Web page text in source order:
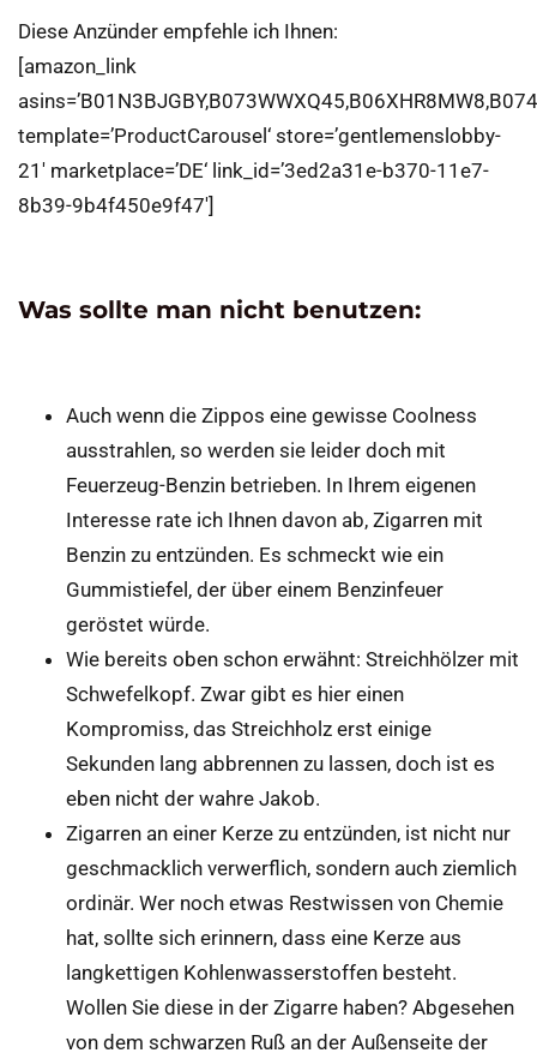
Diese Anzünder empfehle ich Ihnen:
[amazon_link
template=’ProductCarousel‘ store=’gentlemenslobby-
21′ marketplace=’DE‘ link_id=’3ed2a31e-b370-11e7-
8b39-9b4f450e9f47′]
Was sollte man nicht benutzen:
Auch wenn die Zippos eine gewisse Coolness
ausstrahlen, so werden sie leider doch mit
Feuerzeug-Benzin betrieben. In Ihrem eigenen
Interesse rate ich Ihnen davon ab, Zigarren mit
Benzin zu entzünden. Es schmeckt wie ein
Gummistiefel, der über einem Benzinfeuer
geröstet würde.
Wie bereits oben schon erwähnt: Streichhölzer mit
Schwefelkopf. Zwar gibt es hier einen
Kompromiss, das Streichholz erst einige
Sekunden lang abbrennen zu lassen, doch ist es
eben nicht der wahre Jakob.
Zigarren an einer Kerze zu entzünden, ist nicht nur
geschmacklich verwerflich, sondern auch ziemlich
ordinär. Wer noch etwas Restwissen von Chemie
hat, sollte sich erinnern, dass eine Kerze aus
langkettigen Kohlenwasserstoffen besteht.
Wollen Sie diese in der Zigarre haben? Abgesehen
von dem schwarzen Ruß an der Außenseite der